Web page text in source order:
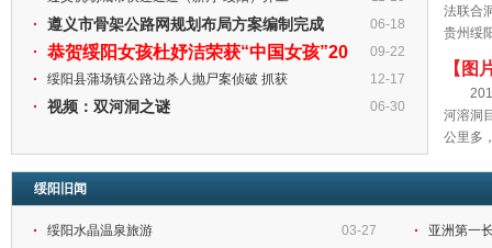
06-18
遵义市骨架公路网规划布局方案编制完成
09-22
恭贺绥阳女孩杜妤洁荣获“中国女孩”20
1 12-17
绥阳县蒲场镇公路边杀人抛尸案侦破 抓获
06-30
视频：双河洞之谜
法联合
贵州绥
【图
双河
2016
河溶洞
公里多
绥阳旧闻
03-27
绥阳水晶温泉旅游
亚洲第一